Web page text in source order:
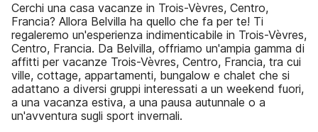
Cerchi una casa vacanze in Trois-Vèvres, Centro,
Francia? Allora Belvilla ha quello che fa per te! Ti
regaleremo un'esperienza indimenticabile in Trois-Vèvres,
Centro, Francia. Da Belvilla, offriamo un'ampia gamma di
affitti per vacanze Trois-Vèvres, Centro, Francia, tra cui
ville, cottage, appartamenti, bungalow e chalet che si
adattano a diversi gruppi interessati a un weekend fuori,
a una vacanza estiva, a una pausa autunnale o a
un'avventura sugli sport invernali.